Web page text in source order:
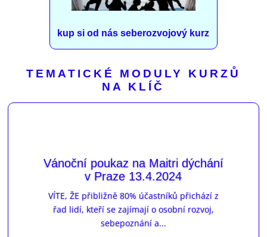
kup si od nás seberozvojový kurz
TEMATICKÉ MODULY KURZŮ
NA KLÍČ
Vánoční poukaz na Maitri dýchání
v Praze 13.4.2024
VÍTE, ŽE přibližně 80% účastníků přichází z
řad lidí, kteří se zajímají o osobní rozvoj,
sebepoznání a...